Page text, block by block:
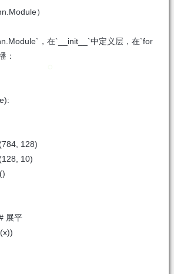
）
，在`__init__`中定义层，在`for
：
128)
10)
展平